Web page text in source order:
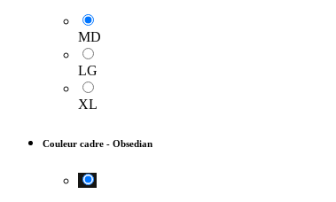
MD
LG
XL
Couleur cadre - Obsedian